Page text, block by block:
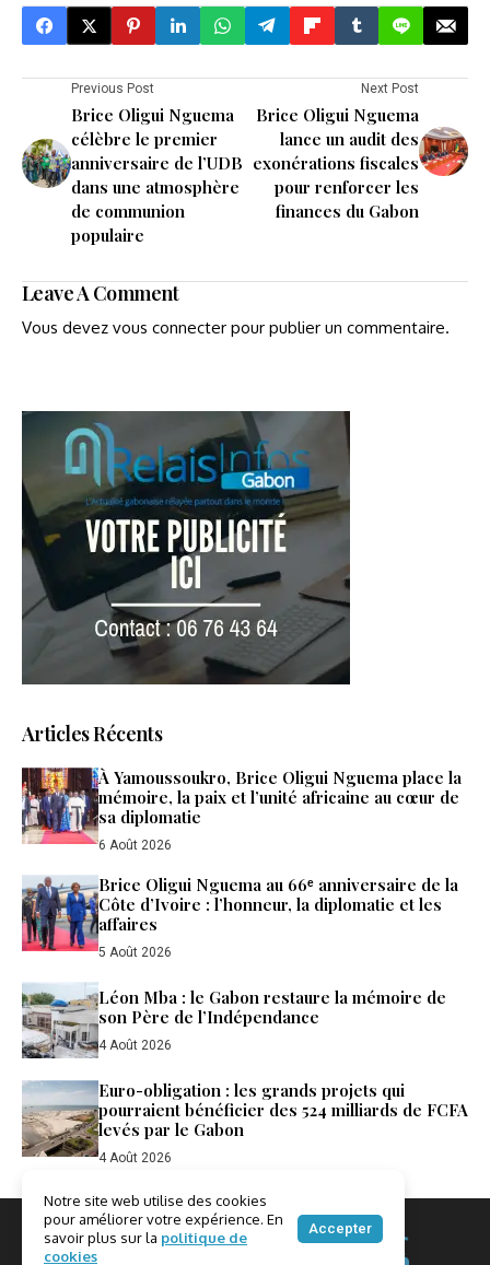
Previous Post
Brice Oligui Nguema
célèbre le premier
anniversaire de l’UDB
dans une atmosphère
de communion
populaire
Next Post
Brice Oligui Nguema
lance un audit des
exonérations fiscales
pour renforcer les
finances du Gabon
Leave A Comment
Vous devez vous connecter pour publier un commentaire.
Articles Récents
À Yamoussoukro, Brice Oligui Nguema place la
mémoire, la paix et l’unité africaine au cœur de
sa diplomatie
6 Août 2026
Brice Oligui Nguema au 66ᵉ anniversaire de la
Côte d’Ivoire : l’honneur, la diplomatie et les
affaires
5 Août 2026
Léon Mba : le Gabon restaure la mémoire de
son Père de l’Indépendance
4 Août 2026
Euro-obligation : les grands projets qui
pourraient bénéficier des 524 milliards de FCFA
levés par le Gabon
4 Août 2026
Notre site web utilise des cookies
pour améliorer votre expérience. En
savoir plus sur la politique de
cookies
Accepter